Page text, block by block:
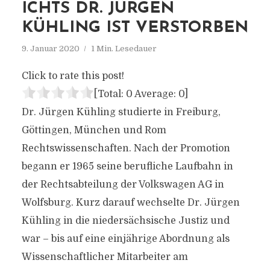
ICHTS DR. JÜRGEN
KÜHLING IST VERSTORBEN
9. Januar 2020 1 Min. Lesedauer
Click to rate this post!
[Total: 0 Average: 0]
Dr. Jürgen Kühling studierte in Freiburg,
Göttingen, München und Rom
Rechtswissenschaften. Nach der Promotion
begann er 1965 seine berufliche Laufbahn in
der Rechtsabteilung der Volkswagen AG in
Wolfsburg. Kurz darauf wechselte Dr. Jürgen
Kühling in die niedersächsische Justiz und
war – bis auf eine einjährige Abordnung als
Wissenschaftlicher Mitarbeiter am